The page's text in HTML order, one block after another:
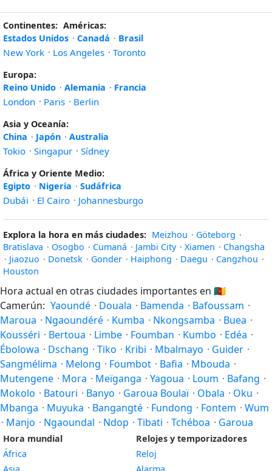
Continentes: Américas:
Estados Unidos · Canadá · Brasil
New York · Los Angeles · Toronto
Europa:
Reino Unido · Alemania · Francia
London · Paris · Berlin
Asia y Oceanía:
China · Japón · Australia
Tokio · Singapur · Sídney
África y Oriente Medio:
Egipto · Nigeria · Sudáfrica
Dubái · El Cairo · Johannesburgo
Explora la hora en más ciudades: Meizhou · Göteborg ·
Bratislava · Osogbo · Cumaná · Jambi City · Xiamen · Changsha
· Jiaozuo · Donetsk · Gonder · Haiphong · Daegu · Cangzhou ·
Houston
Hora actual en otras ciudades importantes en 🇨🇲
Camerún: Yaoundé · Douala · Bamenda · Bafoussam ·
Maroua · Ngaoundéré · Kumba · Nkongsamba · Buea ·
Kousséri · Bertoua · Limbe · Foumban · Kumbo · Edéa ·
Ébolowa · Dschang · Tiko · Kribi · Mbalmayo · Guider ·
Sangmélima · Melong · Foumbot · Bafia · Mbouda ·
Mutengene · Mora · Meïganga · Yagoua · Loum · Bafang ·
Mokolo · Batouri · Banyo · Garoua Boulaï · Obala · Oku ·
Mbanga · Muyuka · Bangangté · Fundong · Fontem · Wum
· Manjo · Ngaoundal · Ndop · Tibati · Tchéboa · Garoua
Hora mundial
África
Relojes y temporizadores
Reloj